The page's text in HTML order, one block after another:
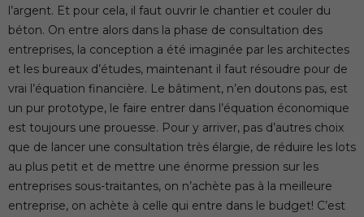
l’argent. Et pour cela, il faut ouvrir le chantier et couler du
béton. On entre alors dans la phase de consultation des
entreprises, la conception a été imaginée par les architectes
et les bureaux d’études, maintenant il faut résoudre pour de
vrai l’équation financière. Le bâtiment, n’en doutons pas, est
un pur prototype, le faire entrer dans l’équation économique
est toujours une prouesse. Pour y arriver, pas d’autres choix
que de lancer une consultation très élargie, de réduire les lots
au plus petit et de mettre une énorme pression sur les
entreprises sous-traitantes, on n’achète pas à la meilleure
entreprise, on achète à celle qui entre dans le budget! C’est